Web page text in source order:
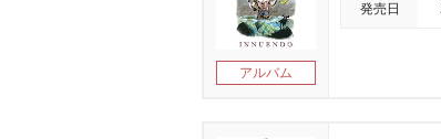
アルバム
発売日